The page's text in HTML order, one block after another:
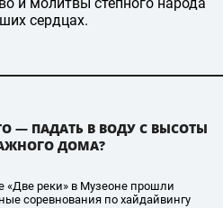
сердцах.
— ПАДАТЬ В ВОДУ С ВЫСОТЫ
ДОМА?
«Две реки» в Музеоне прошли
соревнования по хайдайвингу